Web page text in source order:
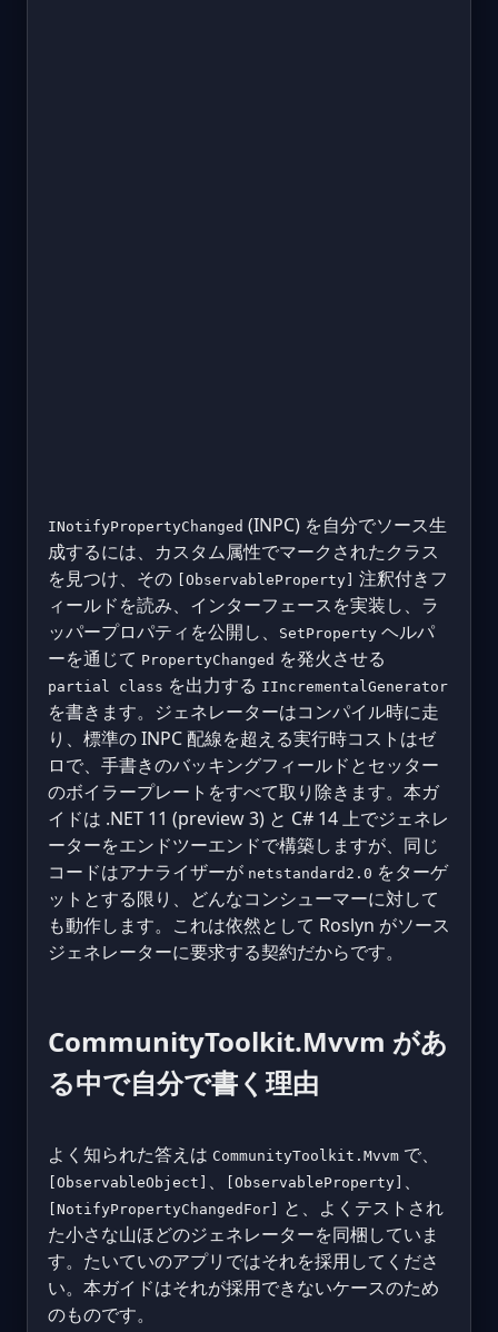
INotifyPropertyChanged (INPC) を自分でソース生
成するには、カスタム属性でマークされたクラス
を見つけ、その
[ObservableProperty]
注釈付きフ
ィールドを読み、インターフェースを実装し、ラ
ッパープロパティを公開し、
SetProperty ヘルパ
ーを通じて PropertyChanged を発火させる
partial class を出力する IIncrementalGenerator
を書きます。ジェネレーターはコンパイル時に走
り、標準の INPC 配線を超える実行時コストはゼ
ロで、手書きのバッキングフィールドとセッター
のボイラープレートをすべて取り除きます。本ガ
イドは .NET 11 (preview 3) と C# 14 上でジェネレ
ーターをエンドツーエンドで構築しますが、同じ
コードはアナライザーが netstandard2.0 をターゲ
ットとする限り、どんなコンシューマーに対して
も動作します。これは依然として Roslyn がソース
ジェネレーターに要求する契約だからです。
CommunityToolkit.Mvvm があ
る中で自分で書く理由
よく知られた答えは CommunityToolkit.Mvvm で、
[ObservableObject] 、 [ObservableProperty] 、
[NotifyPropertyChangedFor]
と、よくテストされ
た小さな山ほどのジェネレーターを同梱していま
す。たいていのアプリではそれを採用してくださ
い。本ガイドはそれが採用できないケースのため
のものです。